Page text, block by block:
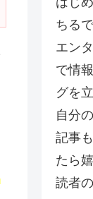
ちるで
エン
で情
グを
自分
記事
たら
読者